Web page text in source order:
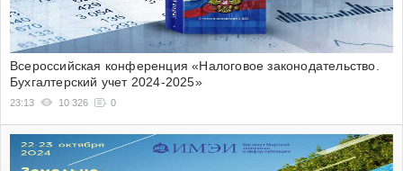
Всероссийская конференция «Налоговое законодательство.
Бухгалтерский учет 2024-2025»
23:13 10 326 0